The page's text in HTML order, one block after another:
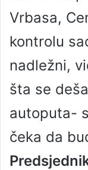
Vrbasa,
kontrolu
nadležni,
šta se
autoputa-
čeka da